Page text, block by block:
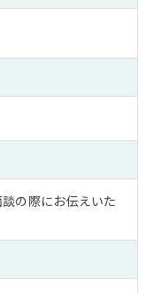
の際にお伝えいた